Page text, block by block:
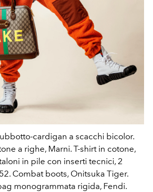
cardigan a scacchi bicolor.
a righe, Marni. T-shirt in cotone,
in pile con inserti tecnici, 2
Combat boots, Onitsuka Tiger.
monogrammata rigida, Fendi.